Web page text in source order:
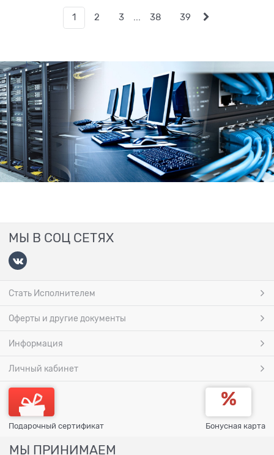
1 2 3 ... 38 39
МЫ В СОЦ СЕТЯХ
Стать Исполнителем
Оферты и другие документы
Информация
Личный кабинет
Подарочный сертификат Бонусная карта
МЫ ПРИНИМАЕМ